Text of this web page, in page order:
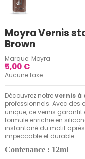
Moyra Vernis
Brown
Marque: Moyra
5,00 €
Aucune taxe
Découvrez notrevernis à
professionnels. Avec des
unique, ce vernis
formule enrichie en
instantané du motif après
impeccable et durable.
Contenance : 12ml